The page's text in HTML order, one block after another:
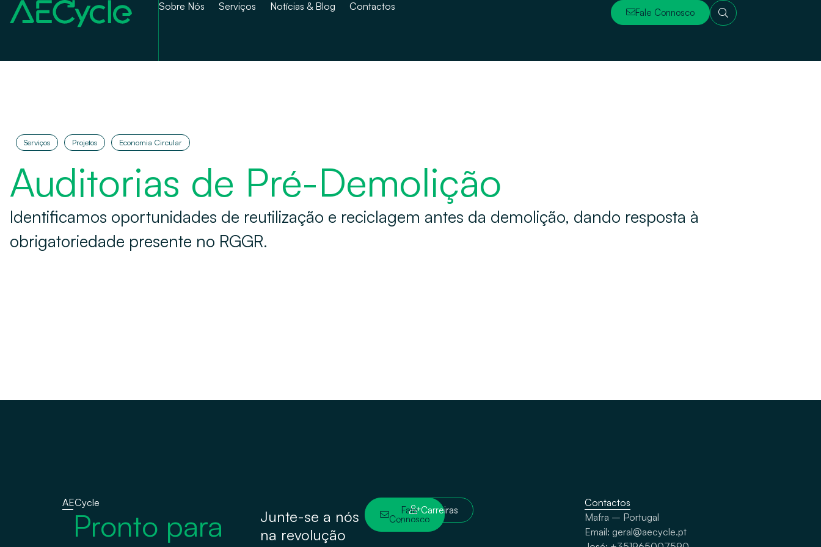
Sobre Nós Serviços Notícias & Blog Contactos
Fale Connosco
Auditorias de Pré-Demolição
Serviços Projetos Economia Circular
Identificamos oportunidades de reutilização e reciclagem antes da demolição, dando resposta à
obrigatoriedade presente no RGGR.
AECycle
Pronto para
Junte-se a nós
na revolução
Fale
Connosco
Carreiras
Contactos
Mafra – Portugal
Email: geral@aecycle.pt